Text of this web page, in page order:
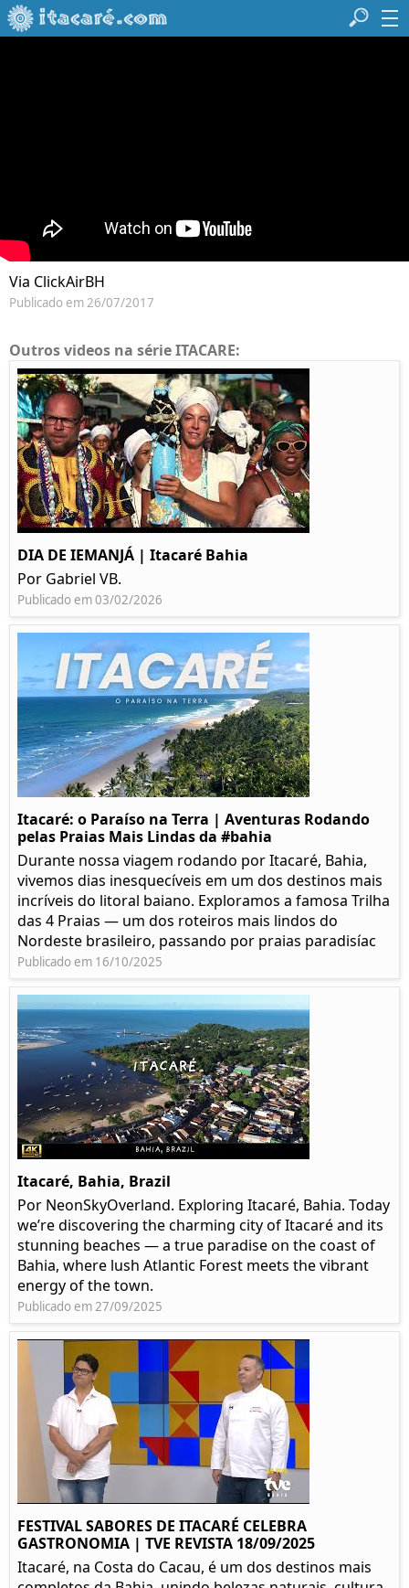
Via ClickAirBH
Publicado em 26/07/2017
Outros videos na série ITACARE:
DIA DE IEMANJÁ | Itacaré Bahia
Por Gabriel VB.
Publicado em 03/02/2026
Itacaré: o Paraíso na Terra | Aventuras Rodando
pelas Praias Mais Lindas da #bahia
Durante nossa viagem rodando por Itacaré, Bahia,
vivemos dias inesquecíveis em um dos destinos mais
incríveis do litoral baiano. Exploramos a famosa Trilha
das 4 Praias — um dos roteiros mais lindos do
Nordeste brasileiro, passando por praias paradisíac
Publicado em 16/10/2025
Itacaré, Bahia, Brazil
Por NeonSkyOverland. Exploring Itacaré, Bahia. Today
we’re discovering the charming city of Itacaré and its
stunning beaches — a true paradise on the coast of
Bahia, where lush Atlantic Forest meets the vibrant
energy of the town.
Publicado em 27/09/2025
FESTIVAL SABORES DE ITACARÉ CELEBRA
GASTRONOMIA | TVE REVISTA 18/09/2025
Itacaré, na Costa do Cacau, é um dos destinos mais